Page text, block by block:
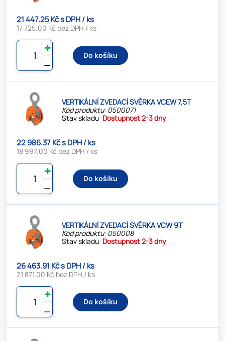
21 447.25 Kč s DPH / ks
17 725.00 Kč bez DPH / ks
⚊
✚
Do košíku
VERTIKÁLNÍ ZVEDACÍ SVĚRKA VCEW 7,5T
Kód produktu: 0500071
Stav skladu: Dostupnost 2-3 dny
22 986.37 Kč s DPH / ks
18 997.00 Kč bez DPH / ks
⚊
✚
Do košíku
VERTIKÁLNÍ ZVEDACÍ SVĚRKA VCW 9T
Kód produktu: 050008
Stav skladu: Dostupnost 2-3 dny
26 463.91 Kč s DPH / ks
21 871.00 Kč bez DPH / ks
⚊
✚
Do košíku